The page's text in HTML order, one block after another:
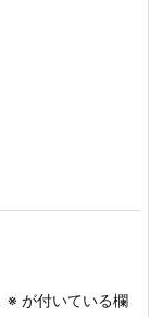
※ が付いている欄